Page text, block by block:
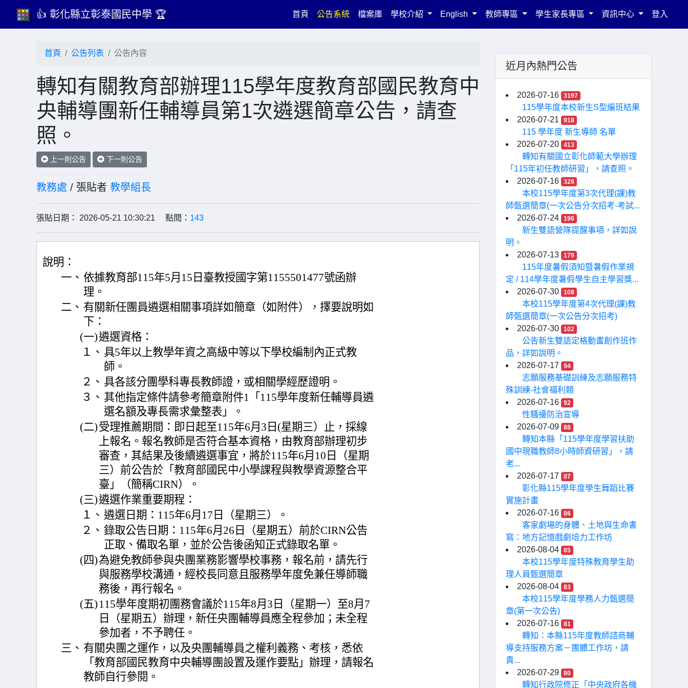
👍 彰化縣立彰泰國民中學 🏆 首頁(current)
公告系統 檔案庫 學校介紹 English 教師專區 學生家長專區 資訊中心 登入
首頁 公告列表 公告內容
轉知有關教育部辦理115學年度教育部國民教育中
央輔導團新任輔導員第1次遴選簡章公告，請查
照。
上一則公告 下一則公告
教務處 / 張貼者 教學組長
張貼日期： 2026-05-21 10:30:21 點閱： 143
說明：
一、 依據教育部115年5月15日臺教授國字第1155501477號函辦
理。
二、 有關新任團員遴選相關事項詳如簡章（如附件），擇要說明如
下：
(一)遴選資格：
１、 具5年以上教學年資之高級中等以下學校編制內正式教
師。
２、 具各該分團學科專長教師證，或相關學經歷證明。
３、 其他指定條件請參考簡章附件1「115學年度新任輔導員遴
選名額及專長需求彙整表」。
(二)受理推薦期間：即日起至115年6月3日(星期三）止，採線
上報名。報名教師是否符合基本資格，由教育部辦理初步
審查，其結果及後續遴選事宜，將於115年6月10日（星期
三）前公告於「教育部國民中小學課程與教學資源整合平
臺」（簡稱CIRN）。
(三)遴選作業重要期程：
１、 遴選日期：115年6月17日（星期三）。
２、 錄取公告日期：115年6月26日（星期五）前於CIRN公告
正取、備取名單，並於公告後函知正式錄取名單。
(四)為避免教師參與央團業務影響學校事務，報名前，請先行
與服務學校溝通，經校長同意且服務學年度免兼任導師職
務後，再行報名。
(五) 115學年度期初團務會議於115年8月3日（星期一）至8月7
日（星期五）辦理，新任央團輔導員應全程參加；未全程
參加者，不予聘任。
三、 有關央團之運作，以及央團輔導員之權利義務、考核，悉依
「教育部國民教育中央輔導團設置及運作要點」辦理，請報名
教師自行參閱。
近月內熱門公告
2026-07-16 3197
115學年度本校新生S型編班結果
2026-07-21
918
115 學年度 新生導師 名單
2026-07-20
413
轉知有關國立彰化師範大學辦理
「115年初任教師研習」，請查照。
2026-07-16
328
本校115學年度第3次代理(課)教
師甄選簡章(一次公告分次招考-考試...
2026-07-24
196
新生雙語營隊提醒事項，詳如說
明。
2026-07-13
179
115年度暑假須知暨暑假作業規
定 / 114學年度暑假學生自主學習獎...
2026-07-30
108
本校115學年度第4次代理(課)教
師甄選簡章(一次公告分次招考)
2026-07-30
102
公告新生雙語定格動畫創作班作
品，詳如說明。
2026-07-17
94
志願服務基礎訓練及志願服務特
殊訓練-社會福利類
2026-07-16
92
性騷擾防治宣導
2026-07-09
88
轉知本縣「115學年度學習扶助
國中現職教師8小時師資研習」，請
老...
2026-07-17
87
彰化縣115學年度學生舞蹈比賽
實施計畫
2026-07-16
86
客家劇場的身體、土地與生命書
寫：地方記憶戲劇培力工作坊
2026-08-04
85
本校115學年度特殊教育學生助
理人員甄選簡章
2026-08-04
83
本校115學年度學務人力甄選簡
章(第一次公告)
2026-07-16
81
轉知：本縣115年度教師諮商輔
導支持服務方案－團體工作坊，請
貴...
2026-07-29
80
轉知行政院修正「中央政府各機